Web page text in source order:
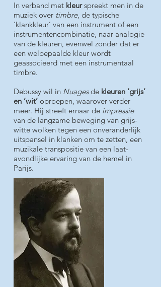
In verband met kleurspreekt men in de
muziek over timbre, de typische
‘klankkleur’ van een instrument of een
instrumentencombinatie, naar analogie
van de kleuren, evenwel zonder dat er
een welbepaalde kleur wordt
geassocieerd met een instrumentaal
timbre.
Debussy wil in Nuagesde kleuren ‘grijs’
en ‘wit’ oproepen, waarover verder
meer. Hij streeft ernaar de impressie
van de langzame beweging van grijs-
witte wolken tegen een onveranderlijk
uitspansel in klanken om te zetten, een
muzikale transpositie van een laat-
avondlijke ervaring van de hemel in
Parijs.